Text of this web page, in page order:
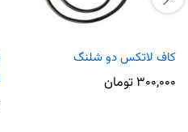
کاف لاتکس دو شلنگ
۳۰۰,۰۰۰ تومان